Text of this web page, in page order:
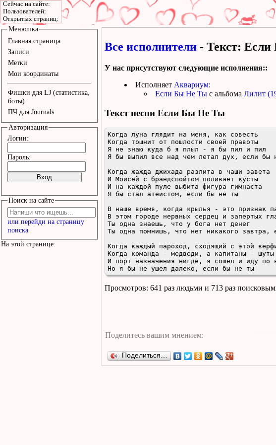
Все исполнители - Текст:
У нас присутствуют следующие исполнения::
Исполняет Аквариум:
Если Бы Не Ты с альбома Лилит
Текст песни Если Бы Не Ты
Когда луна глядит на меня, как совесть
Когда тошнит от пошлости своей правоты
Я не знаю куда б я плыл - я бы пил и пил
Я бы выпил все над чем летал дух, если бы
Когда жажда джихада разлита в чаши завета
И Моисей с брандспойтом поливает кусты
И на каждой пуле выбита фигура гимнаста
Я бы стал атеистом, если бы не ты
В наше время, когда крылья - это признак
В этом городе нервных сердец и запертых
Ты одна знаешь, что у бога нет денег
Ты одна помнишь, что нет никакого завтра,
Когда каждый пароход, сходящий с этой
Когда команда - медведи, а капитаны - шуты
И порт назначения нигде, я сошел и иду по
Но я бы не ушел далеко, если бы не ты
Просмотров: 641 раз людьми и 713 раз
Поделиться…
Менюшка
Главная страница
Записи
Метки
Мои координаты
Фишки для LJ (статистика,
боты)
ПЧ для Journals
Авторизация
Логин:
Пароль:
Поиск на сайте
или перейди на страницу
поиска
На этой странице:
Сейчас на сайте:
Пользователей:
Открытых страниц: